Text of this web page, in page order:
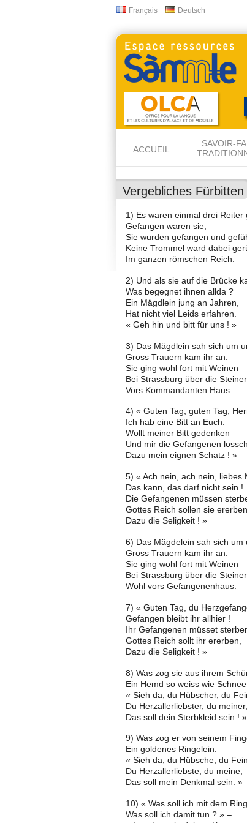
Français Deutsch
ACCUEIL
SAVOIR-
Vergebliches Fürbitten
1) Es waren einmal drei Reiter
Gefangen waren sie,
Sie wurden gefangen und
Keine Trommel ward dabei
Im ganzen römschen Reich.
2) Und als sie auf die Brücke
Was begegnet ihnen allda ?
Ein Mägdlein jung an Jahren,
Hat nicht viel Leids erfahren.
« Geh hin und bitt für uns ! »
3) Das Mägdlein sah sich um
Gross Trauern kam ihr an.
Sie ging wohl fort mit Weinen
Bei Strassburg über die
Vors Kommandanten Haus.
4) « Guten Tag, guten Tag,
Ich hab eine Bitt an Euch.
Wollt meiner Bitt gedenken
Und mir die Gefangenen
Dazu mein eignen Schatz ! »
5) « Ach nein, ach nein, liebes
Das kann, das darf nicht sein !
Die Gefangenen müssen
Gottes Reich sollen sie ererben,
Dazu die Seligkeit ! »
6) Das Mägdelein sah sich um
Gross Trauern kam ihr an.
Sie ging wohl fort mit Weinen
Bei Strassburg über die
Wohl vors Gefangenenhaus.
7) « Guten Tag, du
Gefangen bleibt ihr allhier !
Ihr Gefangenen müsset
Gottes Reich sollt ihr ererben,
Dazu die Seligkeit ! »
8) Was zog sie aus ihrem
Ein Hemd so weiss wie Schnee.
« Sieh da, du Hübscher, du
Du Herzallerliebster, du meiner,
Das soll dein Sterbkleid sein ! »
9) Was zog er von seinem
Ein goldenes Ringelein.
« Sieh da, du Hübsche, du
Du Herzallerliebste, du meine,
Das soll mein Denkmal sein. »
10) « Was soll ich mit dem
Was soll ich damit tun ? » –